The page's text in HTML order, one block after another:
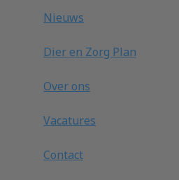
Nieuws
Dier en Zorg Plan
Over ons
Vacatures
Contact